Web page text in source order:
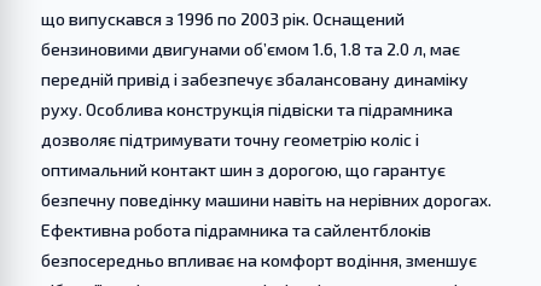
що випускався з 1996 по 2003 рік. Оснащений
бензиновими двигунами об’ємом 1.6, 1.8 та 2.0 л, має
передній привід і забезпечує збалансовану динаміку
руху. Особлива конструкція підвіски та підрамника
дозволяє підтримувати точну геометрію коліс і
оптимальний контакт шин з дорогою, що гарантує
безпечну поведінку машини навіть на нерівних дорогах.
Ефективна робота підрамника та сайлентблоків
безпосередньо впливає на комфорт водіння, зменшує